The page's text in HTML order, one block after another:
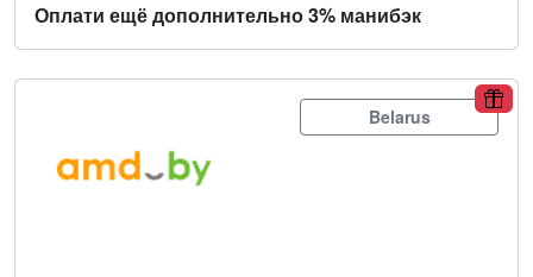
Оплати ещё дополнительно 3% манибэк
Belarus